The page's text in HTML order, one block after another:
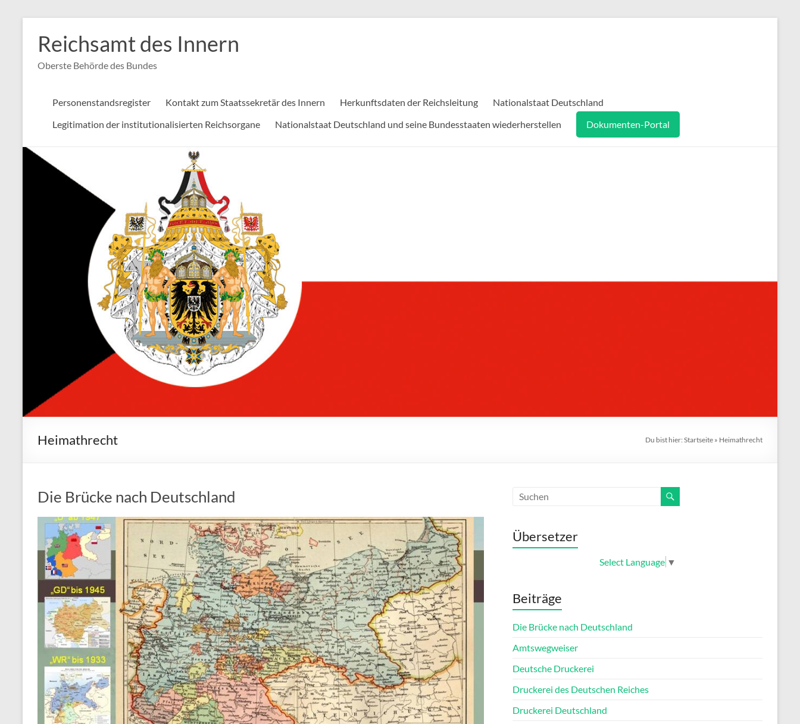
Inhalt
springen
Reichsamt des Innern
Oberste Behörde des Bundes
Personenstandsregister Kontakt zum Staatssekretär des Innern Herkunftsdaten der Reichsleitung
Nationalstaat Deutschland
Legitimation der institutionalisierten Reichsorgane
Nationalstaat Deutschland und seine Bundesstaaten wiederherstellen Dokumenten-Portal
Heimathrecht Du bist hier: Startseite » Heimathrecht
Die Brücke nach Deutschland
Übersetzer
Select Language ▼
Beiträge
Die Brücke nach Deutschland
Amtswegweiser
Deutsche Druckerei
Druckerei des Deutschen Reiches
Druckerei Deutschland